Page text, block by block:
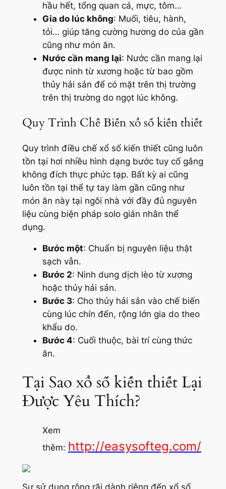
hầu hết, tổng quan cá, mực, tôm…
Gia do lúc không: Muối, tiêu, hành,
tỏi… giúp tăng cường hương do của gần
cũng như món ăn.
Nước cần mang lại: Nước cần mang lại
được ninh từ xương hoặc từ bao gồm
thủy hải sản để có mặt trên thị trường
trên thị trường do ngọt lúc không.
Quy Trình Chế Biến xổ số kiến thiết
Quy trình điều chế xổ số kiến thiết cũng luôn
tồn tại hơi nhiều hình dạng bước tuy cố gắng
không đích thực phức tạp. Bất kỳ ai cũng
luôn tồn tại thể tự tay làm gần cũng như
món ăn này tại ngôi nhà với đầy đủ nguyên
liệu cùng biện pháp solo giản nhân thể
dụng.
Bước một: Chuẩn bị nguyên liệu thật
sạch vẫn.
Bước 2: Ninh dung dịch lèo từ xương
hoặc thủy hải sản.
Bước 3: Cho thủy hải sản vào chế biến
cùng lúc chín đến, rộng lớn gia do theo
khẩu do.
Bước 4: Cuối thuộc, bài trí cùng thức
ăn.
Tại Sao xổ số kiến thiết Lại
Được Yêu Thích?
Xem
thêm: http://easysofteg.com/